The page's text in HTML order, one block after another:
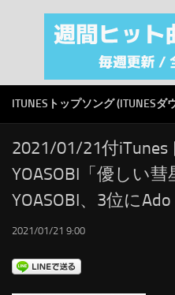
注目カテゴリ
オリジナルiTunes週間トッ
RSS
LINKS
ITUNESトップソング (ITUNES
2021/01/21付iTunes
YOASOBI「優しい
YOASOBI、3位にAdo
2021/01/21 9:00